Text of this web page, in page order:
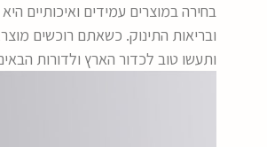
בחירה במוצרים עמידים ואיכותיים
ובריאות התינוק. כשאתם רוכשים
ותעשו טוב לכדור הארץ ולדורות